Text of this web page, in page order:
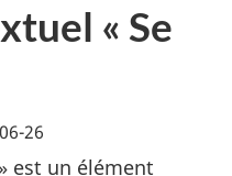
« Se
26
est un élément